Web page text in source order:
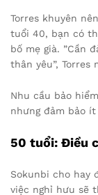
Torres khuyên
tuổi 40, bạn có
bố mẹ già. ”Cần
thân yêu”, Torres
Nhu cầu bảo
nhưng đảm bảo
50 tuổi: Điều
Sokunbi cho hay
việc nghỉ hưu sẽ